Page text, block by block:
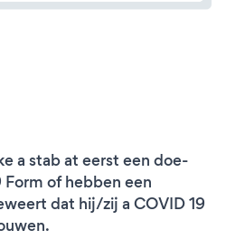
a stab at eerst een doe-
of hebben een
dat hij/zij a COVID 19